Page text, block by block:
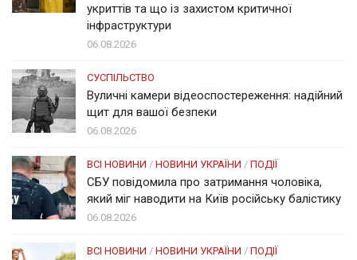
укриттів та що із захистом критичної
інфраструктури
06.08.2026
СУСПІЛЬСТВО
Вуличні камери відеоспостереження: надійний
щит для вашої безпеки
06.08.2026
ВСІ НОВИНИ / НОВИНИ УКРАЇНИ / ПОДІЇ
СБУ повідомила про затримання чоловіка,
який міг наводити на Київ російську балістику
06.08.2026
ВСІ НОВИНИ / НОВИНИ УКРАЇНИ / ПОДІЇ